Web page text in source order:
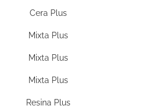
Cera Plus
Mixta Plus
Mixta Plus
Mixta Plus
Resina Plus